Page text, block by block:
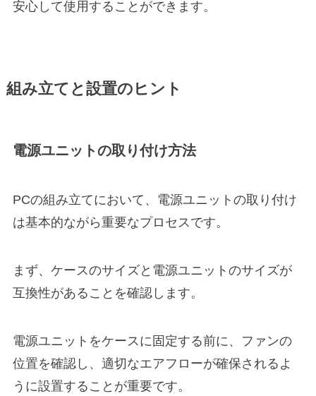
安心して使用することができます。
組み立てと設置のヒント
電源ユニットの取り付け方法
PCの組み立てにおいて、電源ユニットの取り付け
は基本的ながら重要なプロセスです。
まず、ケースのサイズと電源ユニットのサイズが
互換性があることを確認します。
電源ユニットをケースに固定する前に、ファンの
位置を確認し、適切なエアフローが確保されるよ
うに設置することが重要です。